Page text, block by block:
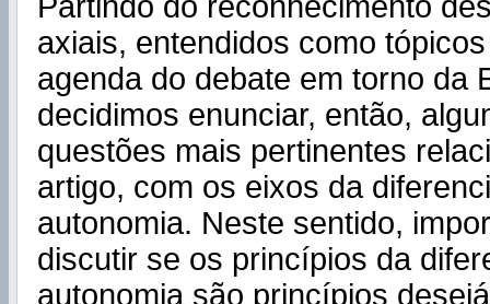
axiais, entendidos como
agenda do debate em torno da
decidimos enunciar, então,
questões mais pertinentes
artigo, com os eixos da
autonomia. Neste sentido,
discutir se os princípios da
autonomia são princípios